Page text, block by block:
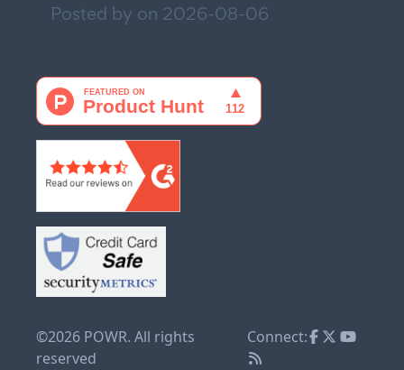
Posted by on 2026-08-06
©2026 POWR. All rights
reserved
Connect: